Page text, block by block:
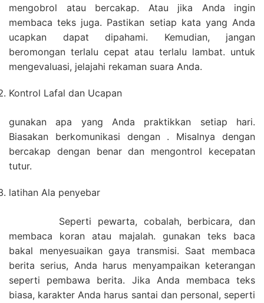
mengobrol atau bercakap. Atau jika Anda ingin
membaca teks juga. Pastikan setiap kata yang Anda
ucapkan dapat dipahami. Kemudian, jangan
beromongan terlalu cepat atau terlalu lambat. untuk
mengevaluasi, jelajahi rekaman suara Anda.
Kontrol Lafal dan Ucapan
gunakan apa yang Anda praktikkan setiap hari.
Biasakan berkomunikasi dengan . Misalnya dengan
bercakap dengan benar dan mengontrol kecepatan
tutur.
latihan Ala penyebar
Seperti pewarta, cobalah, berbicara, dan
membaca koran atau majalah. gunakan teks baca
bakal menyesuaikan gaya transmisi. Saat membaca
berita serius, Anda harus menyampaikan keterangan
seperti pembawa berita. Jika Anda membaca teks
biasa, karakter Anda harus santai dan personal, seperti